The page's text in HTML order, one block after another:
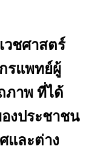
วชศาสตร์
รแพทย์ผู้
ภาพ ที่ได้
งประชาชน
และต่าง